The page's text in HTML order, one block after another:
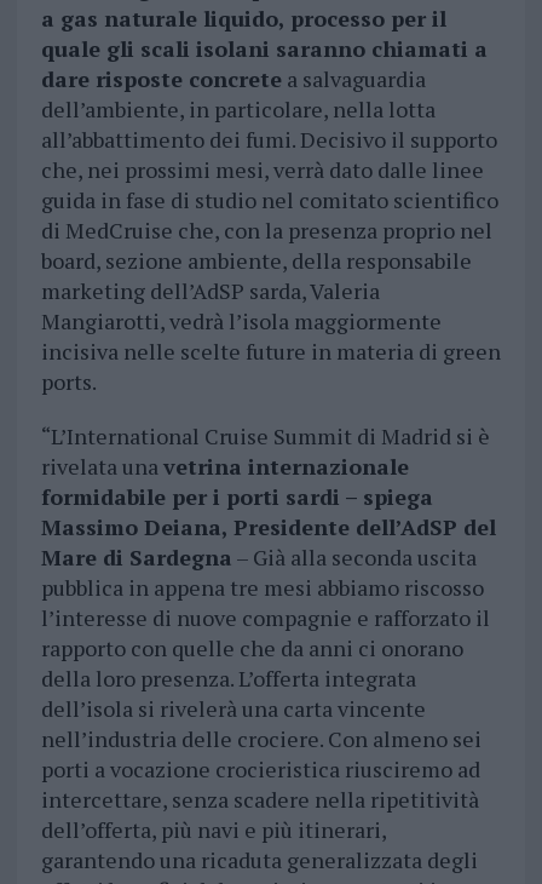
a gas naturale liquido, processo per il
quale gli scali isolani saranno chiamati a
dare risposte concretea salvaguardia
dell’ambiente, in particolare, nella lotta
all’abbattimento dei fumi. Decisivo il supporto
che, nei prossimi mesi, verrà dato dalle linee
guida in fase di studio nel comitato scientifico
di MedCruise che, con la presenza proprio nel
board, sezione ambiente, della responsabile
marketing dell’AdSP sarda, Valeria
Mangiarotti, vedrà l’isola maggiormente
incisiva nelle scelte future in materia di green
ports.
“L’International Cruise Summit di Madrid si è
rivelata unavetrina internazionale
formidabile per i porti sardi – spiega
Massimo Deiana, Presidente dell’AdSP del
Mare di Sardegna – Già alla seconda uscita
pubblica in appena tre mesi abbiamo riscosso
l’interesse di nuove compagnie e rafforzato il
rapporto con quelle che da anni ci onorano
della loro presenza. L’offerta integrata
dell’isola si rivelerà una carta vincente
nell’industria delle crociere. Con almeno sei
porti a vocazione crocieristica riusciremo ad
intercettare, senza scadere nella ripetitività
dell’offerta, più navi e più itinerari,
garantendo una ricaduta generalizzata degli